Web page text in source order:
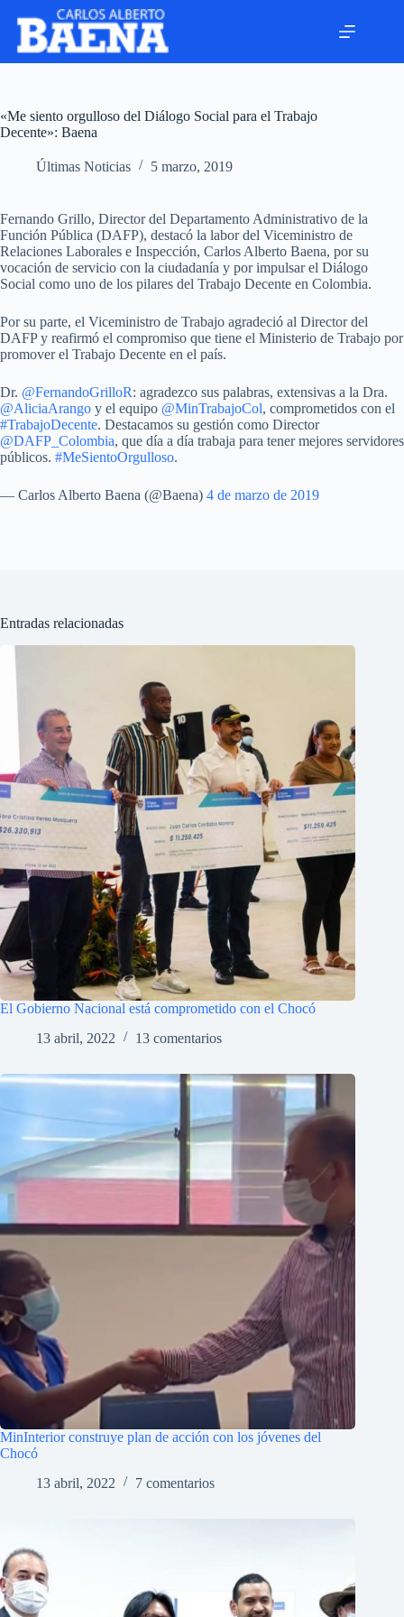
«Me siento orgulloso del Diálogo Social para el Trabajo
Decente»: Baena
Últimas Noticias 5 marzo, 2019
Fernando Grillo, Director del Departamento Administrativo de la
Función Pública (DAFP), destacó la labor del Viceministro de
Relaciones Laborales e Inspección, Carlos Alberto Baena, por su
vocación de servicio con la ciudadanía y por impulsar el Diálogo
Social como uno de los pilares del Trabajo Decente en Colombia.
Por su parte, el Viceministro de Trabajo agradeció al Director del
DAFP y reafirmó el compromiso que tiene el Ministerio de Trabajo por
promover el Trabajo Decente en el país.
Dr. @FernandoGrilloR: agradezco sus palabras, extensivas a la Dra.
@AliciaArango y el equipo @MinTrabajoCol, comprometidos con el
#TrabajoDecente. Destacamos su gestión como Director
@DAFP_Colombia, que día a día trabaja para tener mejores servidores
públicos. #MeSientoOrgulloso.
— Carlos Alberto Baena (@Baena) 4 de marzo de 2019
Entradas relacionadas
El Gobierno Nacional está comprometido con el Chocó
13 abril, 2022
13 comentarios
MinInterior construye plan de acción con los jóvenes del
Chocó
13 abril, 2022
7 comentarios